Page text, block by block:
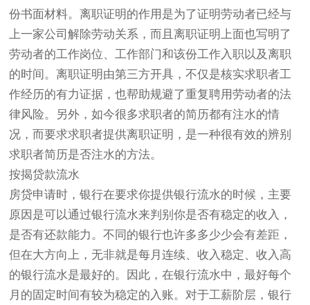
份书面材料。离职证明的作用是为了证明劳动者已经与
上一家公司解除劳动关系，而且离职证明上面也写明了
劳动者的工作岗位、工作部门和该份工作入职以及离职
的时间。离职证明由第三方开具，不仅是核实求职者工
作经历的有力证据，也帮助规避了重复聘用劳动者的法
律风险。另外，如今很多求职者的简历都有注水的情
况，而要求求职者提供离职证明，是一种很有效的辨别
求职者简历是否注水的方法。
按揭贷款流水
房贷申请时，银行在要求你提供银行流水的时候，主要
原因是可以通过银行流水来判别你是否有稳定的收入，
是否有还款能力。不同的银行也许多多少少会有差距，
但在大方向上，无非就是每月连续、收入稳定、收入高
的银行流水是最好的。因此，在银行流水中，最好每个
月的固定时间有较为稳定的入账。对于工薪阶层，银行